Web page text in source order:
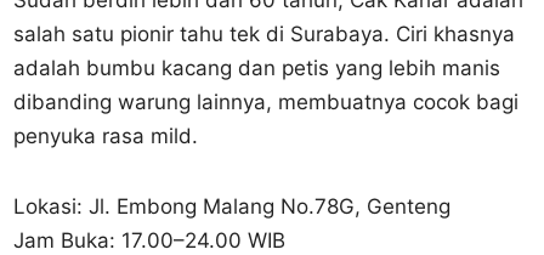
salah satu pionir tahu tek di Surabaya. Ciri khasnya
adalah bumbu kacang dan petis yang lebih manis
dibanding warung lainnya, membuatnya cocok bagi
penyuka rasa mild.
Lokasi: Jl. Embong Malang No.78G, Genteng
Jam Buka: 17.00–24.00 WIB